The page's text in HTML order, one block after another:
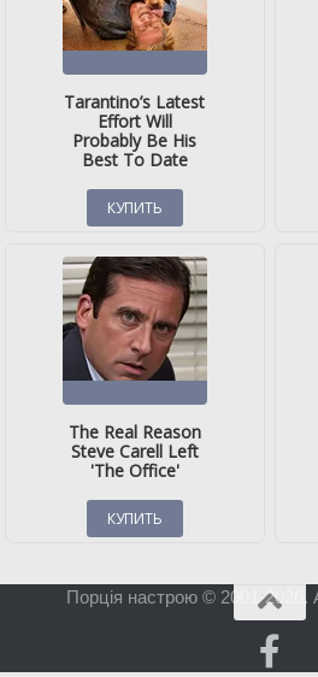
Порція настрою © 2001-2026.